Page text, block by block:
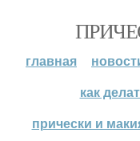
главная
как
прически и